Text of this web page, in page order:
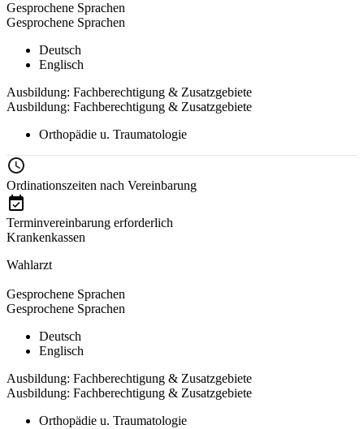
Gesprochene Sprachen
Gesprochene Sprachen
Deutsch
Englisch
Ausbildung: Fachberechtigung & Zusatzgebiete
Ausbildung: Fachberechtigung & Zusatzgebiete
Orthopädie u. Traumatologie
Ordinationszeiten nach Vereinbarung
Terminvereinbarung erforderlich
Krankenkassen
Wahlarzt
Gesprochene Sprachen
Gesprochene Sprachen
Deutsch
Englisch
Ausbildung: Fachberechtigung & Zusatzgebiete
Ausbildung: Fachberechtigung & Zusatzgebiete
Orthopädie u. Traumatologie